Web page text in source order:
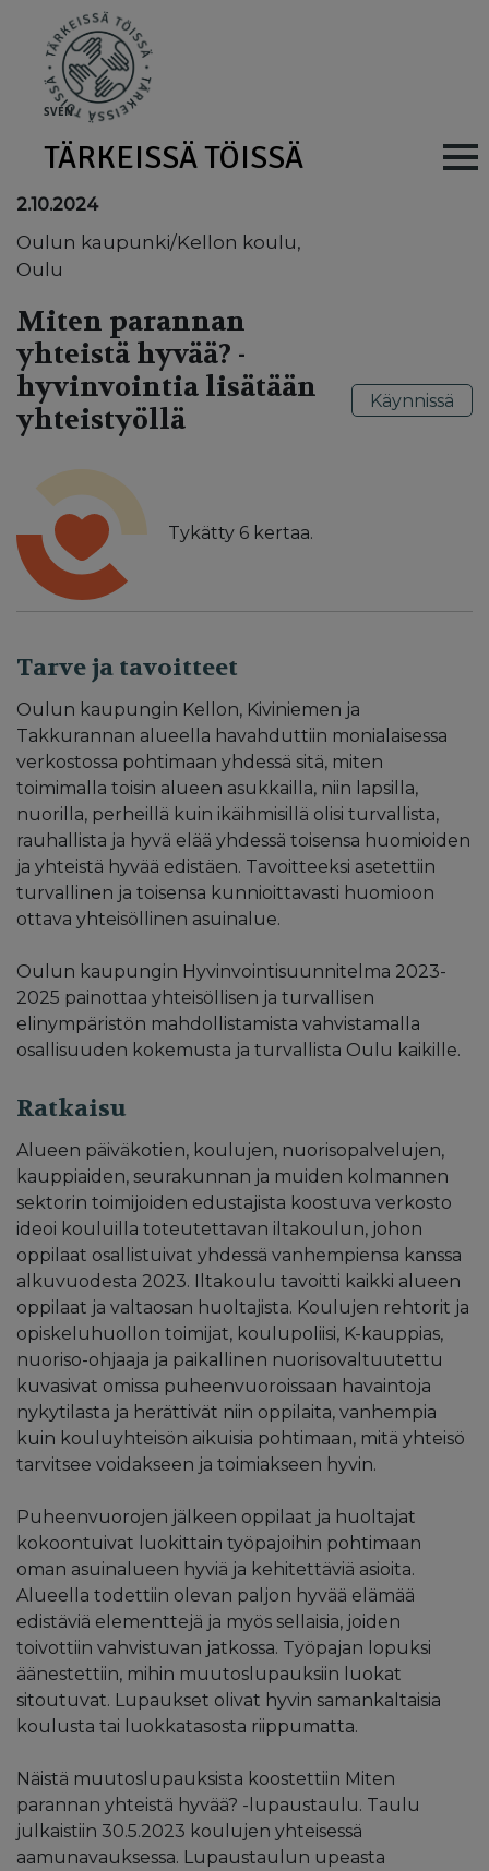
SVEN
TÄRKEISSÄ TÖISSÄ Main
2.10.2024
Oulun kaupunki/Kellon koulu,
Oulu
Miten parannan
yhteistä hyvää? -
hyvinvointia lisätään
yhteistyöllä
Tykätty 6 kertaa.
Käynnissä
Tarve ja tavoitteet
Oulun kaupungin Kellon, Kiviniemen ja
Takkurannan alueella havahduttiin monialaisessa
verkostossa pohtimaan yhdessä sitä, miten
toimimalla toisin alueen asukkailla, niin lapsilla,
nuorilla, perheillä kuin ikäihmisillä olisi turvallista,
rauhallista ja hyvä elää yhdessä toisensa huomioiden
ja yhteistä hyvää edistäen. Tavoitteeksi asetettiin
turvallinen ja toisensa kunnioittavasti huomioon
ottava yhteisöllinen asuinalue.
Oulun kaupungin Hyvinvointisuunnitelma 2023-
2025 painottaa yhteisöllisen ja turvallisen
elinympäristön mahdollistamista vahvistamalla
osallisuuden kokemusta ja turvallista Oulu kaikille.
Ratkaisu
Alueen päiväkotien, koulujen, nuorisopalvelujen,
kauppiaiden, seurakunnan ja muiden kolmannen
sektorin toimijoiden edustajista koostuva verkosto
ideoi kouluilla toteutettavan iltakoulun, johon
oppilaat osallistuivat yhdessä vanhempiensa kanssa
alkuvuodesta 2023. Iltakoulu tavoitti kaikki alueen
oppilaat ja valtaosan huoltajista. Koulujen rehtorit ja
opiskeluhuollon toimijat, koulupoliisi, K-kauppias,
nuoriso-ohjaaja ja paikallinen nuorisovaltuutettu
kuvasivat omissa puheenvuoroissaan havaintoja
nykytilasta ja herättivät niin oppilaita, vanhempia
kuin kouluyhteisön aikuisia pohtimaan, mitä yhteisö
tarvitsee voidakseen ja toimiakseen hyvin.
Puheenvuorojen jälkeen oppilaat ja huoltajat
kokoontuivat luokittain työpajoihin pohtimaan
oman asuinalueen hyviä ja kehitettäviä asioita.
Alueella todettiin olevan paljon hyvää elämää
edistäviä elementtejä ja myös sellaisia, joiden
toivottiin vahvistuvan jatkossa. Työpajan lopuksi
äänestettiin, mihin muutoslupauksiin luokat
sitoutuvat. Lupaukset olivat hyvin samankaltaisia
koulusta tai luokkatasosta riippumatta.
Näistä muutoslupauksista koostettiin Miten
parannan yhteistä hyvää? -lupaustaulu. Taulu
julkaistiin 30.5.2023 koulujen yhteisessä
aamunavauksessa. Lupaustaulun upeasta